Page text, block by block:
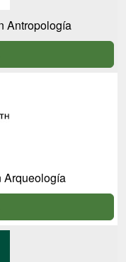
Antropología
Arqueología